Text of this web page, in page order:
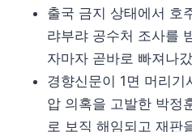
출국 금지 상태에서 호
랴부랴 공수처 조사를
자마자 곧바로 빠져나
경향신문이 1면 머리기
압 의혹을 고발한 박정
로 보직 해임되고 재판